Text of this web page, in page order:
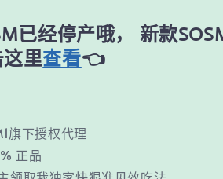
已经停产哦， 新款
里查看👈
旗下授权代理
正品